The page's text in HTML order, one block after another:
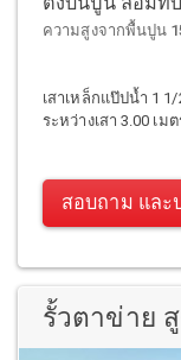
ความสูงจากพื้นปูน
เสาเหล็กแป๊ปน้ำ 1
ระหว่างเสา 3.00 เ
สอบถาม และ
รั้วตาข่าย